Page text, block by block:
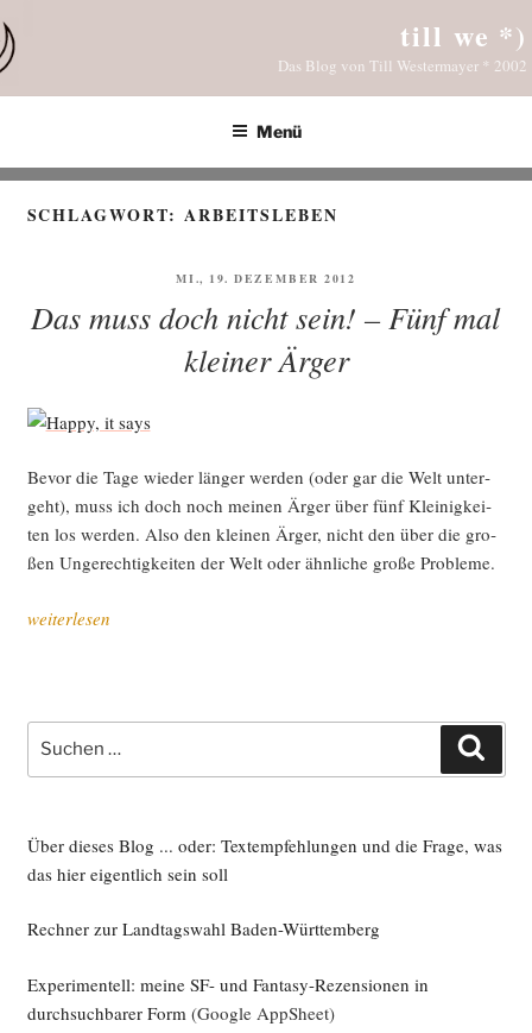
Inhalt
springen
till we *)
Das Blog von Till Westermayer * 2002
Menü
SCHLAGWORT:ARBEITSLEBEN
VERÖFFENTLICHT
MI., 19. DEZEMBER 2012
Das muss doch nicht sein! – Fünf mal
kleiner Ärger
Bevor die Tage wie­der län­ger wer­den (oder gar die Welt unter­
geht), muss ich doch noch mei­nen Ärger über fünf Klei­nig­kei­
ten los wer­den. Also den klei­nen Ärger, nicht den über die gro­
ßen Unge­rech­tig­kei­ten der Welt oder ähn­li­che gro­ße Probleme.
„Das
sein!
klei­
ner
weiterlesen
Suche
nach:
Über dieses Blog ... oder: Textempfehlungen und die Frage, was
das hier eigentlich sein soll
Rechner zur Landtagswahl Baden-Württemberg
Experimentell: meine SF- und Fantasy-Rezensionen in
durchsuchbarer Form (Google AppSheet)